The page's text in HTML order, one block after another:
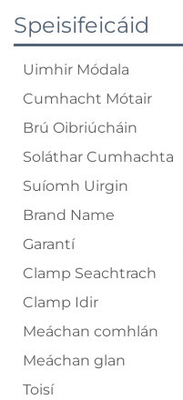
Speisifeicáid
Uimhir Módala
Cumhacht Mótair
Brú Oibriúcháin
Soláthar Cumhachta
Suíomh Uirgin
Brand Name
Garantí
Clamp Seachtrach
Clamp Idir
Meáchan comhlán
Meáchan glan
Toisí